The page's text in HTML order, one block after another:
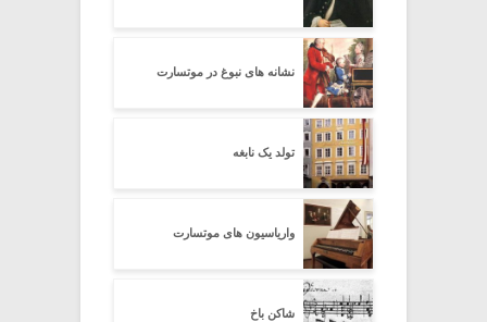
نشانه های نبوغ در موتسارت
تولد یک نابغه
واریاسیون های موتسارت
شاکن باخ